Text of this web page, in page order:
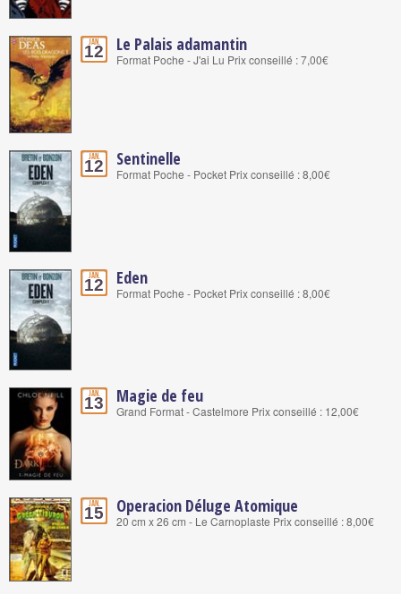
Jan.
12 Le Palais adamantin
Format Poche - J'ai Lu Prix conseillé : 7,00€
Jan.
12 Sentinelle
Format Poche - Pocket Prix conseillé : 8,00€
Jan.
12 Eden
Format Poche - Pocket Prix conseillé : 8,00€
Jan.
13 Magie de feu
Grand Format - Castelmore Prix conseillé : 12,00€
Jan.
15 Operacion Déluge Atomique
20 cm x 26 cm - Le Carnoplaste Prix conseillé : 8,00€